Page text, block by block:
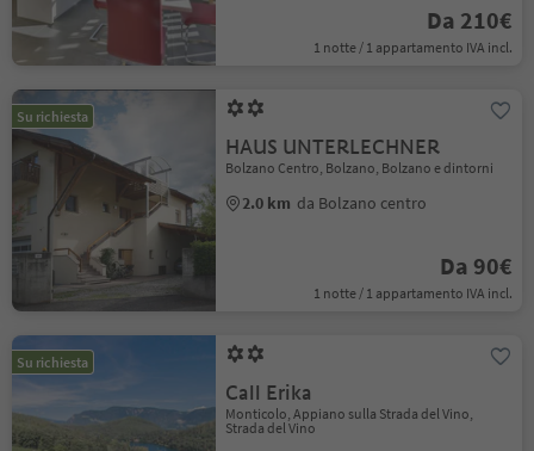
Da 210€
1 notte / 1 appartamento IVA incl.
Su richiesta
HAUS UNTERLECHNER
Bolzano Centro, Bolzano, Bolzano e dintorni
2.0 km da Bolzano centro
Da 90€
1 notte / 1 appartamento IVA incl.
Su richiesta
Call Erika
Monticolo, Appiano sulla Strada del Vino,
Strada del Vino